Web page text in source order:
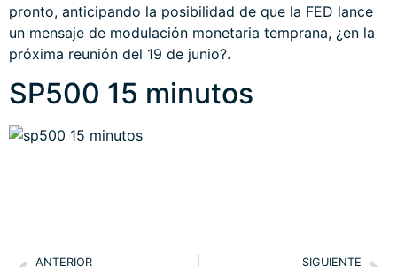
pronto, anticipando la posibilidad de que la FED lance
un mensaje de modulación monetaria temprana, ¿en la
próxima reunión del 19 de junio?.
SP500 15 minutos
ANTERIOR SIGUIENTE